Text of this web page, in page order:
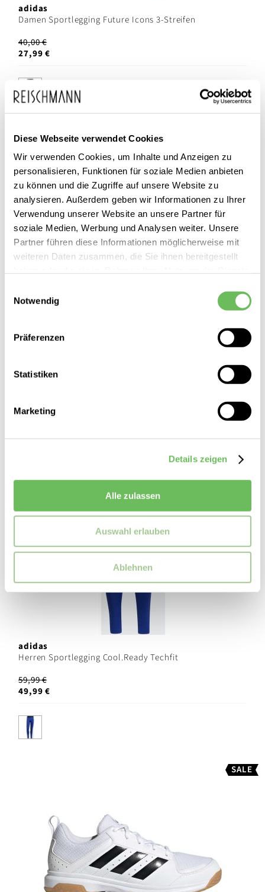
Diese Webseite verwendet Cookies
Wir verwenden Cookies, um Inhalte und Anzeigen zu
personalisieren, Funktionen für soziale Medien anbieten
zu können und die Zugriffe auf unsere Website zu
analysieren. Außerdem geben wir Informationen zu Ihrer
Verwendung unserer Website an unsere Partner für
soziale Medien, Werbung und Analysen weiter. Unsere
Partner führen diese Informationen möglicherweise mit
weiteren Daten zusammen, die Sie ihnen bereitgestellt
Notwendig
Präferenzen
Statistiken
Marketing
Details zeigen
Alle zulassen
Auswahl erlauben
Ablehnen
adidas
Damen Sportlegging Future Icons 3-Streifen
40,00 €
27,99 €
Herren Trainingshose kurz Designed for Training HIIT
39,99 €
adidas
Herren Sportlegging Cool.Ready Techfit
59,99 €
49,99 €
SALE